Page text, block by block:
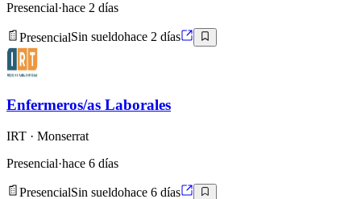
Presencial·hace 2 días
PresencialSin sueldohace 2 días
Enfermeros/as Laborales
IRT · Monserrat
Presencial·hace 6 días
PresencialSin sueldohace 6 días